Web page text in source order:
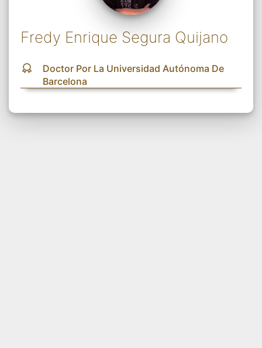
Fredy Enrique Segura Quijano
Doctor Por La Universidad Autónoma De
Barcelona